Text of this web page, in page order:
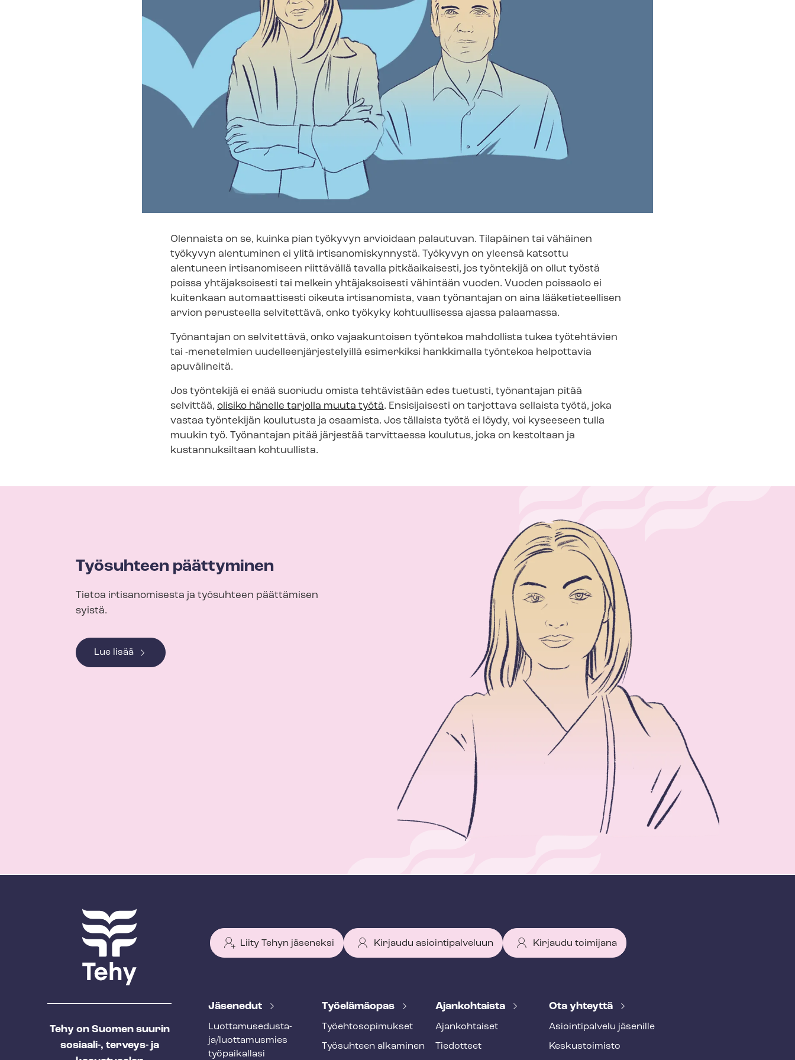
Olennaista on se, kuinka pian työkyvyn arvioidaan palautuvan. Tilapäinen tai vähäinen
työkyvyn alentuminen ei ylitä ir­ti­sa­no­mis­kyn­nys­tä. Työkyvyn on yleensä katsottu
alentuneen irtisanomiseen riittävällä tavalla pitkäaikaisesti, jos työntekijä on ollut työstä
poissa yhtäjaksoisesti tai melkein yhtäjaksoisesti vähintään vuoden. Vuoden poissaolo ei
kuitenkaan automaattisesti oikeuta irtisanomista, vaan työnantajan on aina lääketieteellisen
arvion perusteella selvitettävä, onko työkyky kohtuullisessa ajassa palaamassa.
Työnantajan on selvitettävä, onko vajaakuntoisen työntekoa mahdollista tukea työtehtävien
tai -menetelmien uu­del­leen­jär­jes­te­lyil­lä esimerkiksi hankkimalla työntekoa helpottavia
apuvälineitä.
Jos työntekijä ei enää suoriudu omista tehtävistään edes tuetusti, työnantajan pitää
selvittää, olisiko hänelle tarjolla muuta työtä. Ensisijaisesti on tarjottava sellaista työtä, joka
vastaa työntekijän koulutusta ja osaamista. Jos tällaista työtä ei löydy, voi kyseeseen tulla
muukin työ. Työnantajan pitää järjestää tarvittaessa koulutus, joka on kestoltaan ja
kustannuksiltaan kohtuullista.
Työsuhteen päättyminen
Tietoa irtisanomisesta ja työsuhteen päättämisen
syistä.
Lue lisää
Tehy on Suomen suurin
sosiaali-, terveys- ja
Liity Tehyn jäseneksi Kirjaudu asiointipalveluun Kirjaudu toimijana
T
h
y
Jäsenedut
Luot­ta­muse­dus­ta­
ja/luottamusmies
työpaikallasi
Työelämäopas
Työ­eh­to­so­pi­muk­set
Työsuhteen alkaminen
Ajankohtaista
Ajankohtaiset
Tiedotteet
Ota yhteyttä
Asioin­ti­pal­ve­lu jäsenille
Keskustoimisto